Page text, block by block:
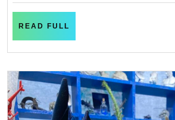
中
に
あ
り
が
と
う…
READ FULL